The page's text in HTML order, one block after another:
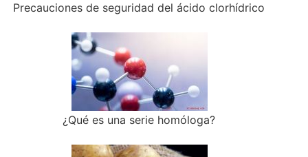
Precauciones de seguridad del ácido clorhídrico
¿Qué es una serie homóloga?